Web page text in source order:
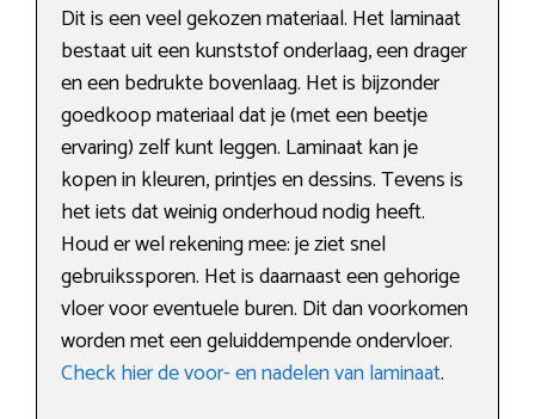
Dit is een veel gekozen materiaal. Het laminaat
bestaat uit een kunststof onderlaag, een drager
en een bedrukte bovenlaag. Het is bijzonder
goedkoop materiaal dat je (met een beetje
ervaring) zelf kunt leggen. Laminaat kan je
kopen in kleuren, printjes en dessins. Tevens is
het iets dat weinig onderhoud nodig heeft.
Houd er wel rekening mee: je ziet snel
gebruikssporen. Het is daarnaast een gehorige
vloer voor eventuele buren. Dit dan voorkomen
worden met een geluiddempende ondervloer.
Check hier de voor- en nadelen van laminaat.